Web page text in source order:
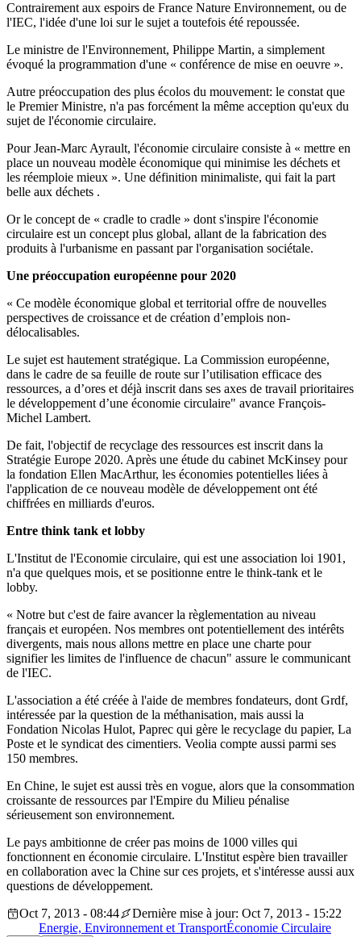
Contrairement aux espoirs de France Nature Environnement, ou de
l'IEC, l'idée d'une loi sur le sujet a toutefois été repoussée.
Le ministre de l'Environnement, Philippe Martin, a simplement
évoqué la programmation d'une « conférence de mise en oeuvre ».
Autre préoccupation des plus écolos du mouvement: le constat que
le Premier Ministre, n'a pas forcément la même acception qu'eux du
sujet de l'économie circulaire.
Pour Jean-Marc Ayrault, l'économie circulaire consiste à « mettre en
place un nouveau modèle économique qui minimise les déchets et
les réemploie mieux ». Une définition minimaliste, qui fait la part
belle aux déchets .
Or le concept de « cradle to cradle » dont s'inspire l'économie
circulaire est un concept plus global, allant de la fabrication des
produits à l'urbanisme en passant par l'organisation sociétale.
Une préoccupation européenne pour 2020
« Ce modèle économique global et territorial offre de nouvelles
perspectives de croissance et de création d’emplois non-
délocalisables.
Le sujet est hautement stratégique. La Commission européenne,
dans le cadre de sa feuille de route sur l’utilisation efficace des
ressources, a d’ores et déjà inscrit dans ses axes de travail prioritaires
le développement d’une économie circulaire" avance François-
Michel Lambert.
De fait, l'objectif de recyclage des ressources est inscrit dans la
Stratégie Europe 2020. Après une étude du cabinet McKinsey pour
la fondation Ellen MacArthur, les économies potentielles liées à
l'application de ce nouveau modèle de développement ont été
chiffrées en milliards d'euros.
Entre think tank et lobby
L'Institut de l'Economie circulaire, qui est une association loi 1901,
n'a que quelques mois, et se positionne entre le think-tank et le
lobby.
« Notre but c'est de faire avancer la règlementation au niveau
français et européen. Nos membres ont potentiellement des intérêts
divergents, mais nous allons mettre en place une charte pour
signifier les limites de l'influence de chacun" assure le communicant
de l'IEC.
L'association a été créée à l'aide de membres fondateurs, dont Grdf,
intéressée par la question de la méthanisation, mais aussi la
Fondation Nicolas Hulot, Paprec qui gère le recyclage du papier, La
Poste et le syndicat des cimentiers. Veolia compte aussi parmi ses
150 membres.
En Chine, le sujet est aussi très en vogue, alors que la consommation
croissante de ressources par l'Empire du Milieu pénalise
sérieusement son environnement.
Le pays ambitionne de créer pas moins de 1000 villes qui
fonctionnent en économie circulaire. L'Institut espère bien travailler
en collaboration avec la Chine sur ces projets, et s'intéresse aussi aux
questions de développement.
Oct 7, 2013 - 08:44
Dernière mise à jour: Oct 7, 2013 - 15:22
Energie, Environnement et TransportÉconomie Circulaire